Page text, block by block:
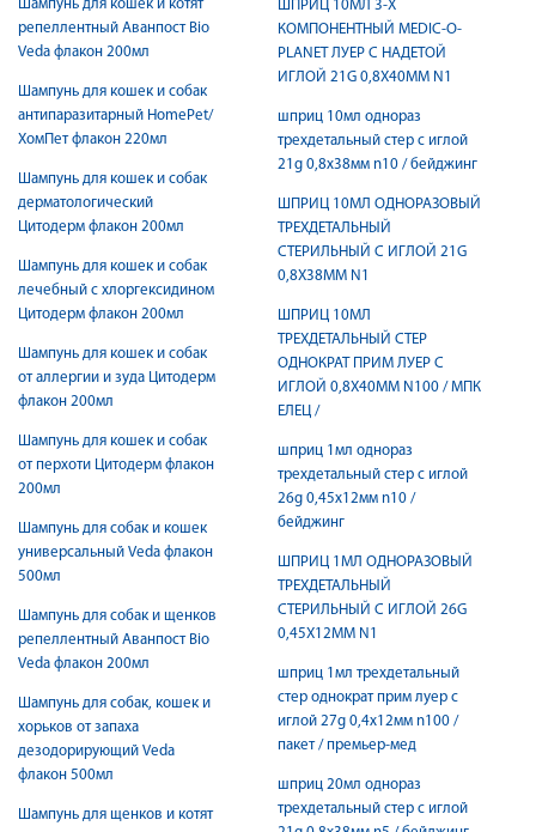
Шампунь для кошек и котят
репеллентный Аванпост Bio
Veda флакон 200мл
Шампунь для кошек и собак
антипаразитарный HomePet/
ХомПет флакон 220мл
Шампунь для кошек и собак
дерматологический
Цитодерм флакон 200мл
Шампунь для кошек и собак
лечебный с хлоргексидином
Цитодерм флакон 200мл
Шампунь для кошек и собак
от аллергии и зуда Цитодерм
флакон 200мл
Шампунь для кошек и собак
от перхоти Цитодерм флакон
200мл
Шампунь для собак и кошек
универсальный Veda флакон
500мл
Шампунь для собак и щенков
репеллентный Аванпост Bio
Veda флакон 200мл
Шампунь для собак, кошек и
хорьков от запаха
дезодорирующий Veda
флакон 500мл
Шампунь для щенков и котят
ШПРИЦ 10МЛ 3-Х
КОМПОНЕНТНЫЙ MEDIC-O-
PLANET ЛУЕР C НАДЕТОЙ
ИГЛОЙ 21G 0,8X40ММ N1
шприц 10мл однораз
трехдетальный стер c иглой
21g 0,8х38мм n10 / бейджинг
ШПРИЦ 10МЛ ОДНОРАЗОВЫЙ
ТРЕХДЕТАЛЬНЫЙ
СТЕРИЛЬНЫЙ C ИГЛОЙ 21G
0,8Х38ММ N1
ШПРИЦ 10МЛ
ТРЕХДЕТАЛЬНЫЙ СТЕР
ОДНОКРАТ ПРИМ ЛУЕР C
ИГЛОЙ 0,8Х40ММ N100 / МПК
ЕЛЕЦ /
шприц 1мл однораз
трехдетальный стер c иглой
26g 0,45х12мм n10 /
бейджинг
ШПРИЦ 1МЛ ОДНОРАЗОВЫЙ
ТРЕХДЕТАЛЬНЫЙ
СТЕРИЛЬНЫЙ C ИГЛОЙ 26G
0,45Х12ММ N1
шприц 1мл трехдетальный
стер однократ прим луер c
иглой 27g 0,4х12мм n100 /
пакет / премьер-мед
шприц 20мл однораз
трехдетальный стер c иглой